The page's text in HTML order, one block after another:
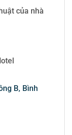
của nhà
B, Bình